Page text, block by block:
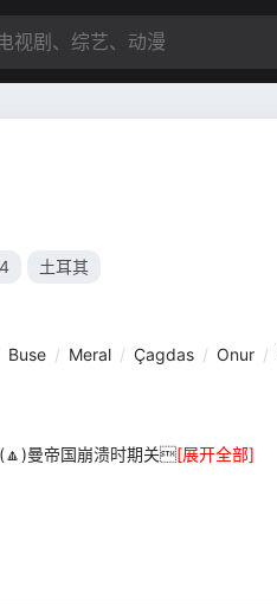
土耳其
Buse / Meral / Çagdas / Onur /
曼帝国崩溃时期关[展开全部]